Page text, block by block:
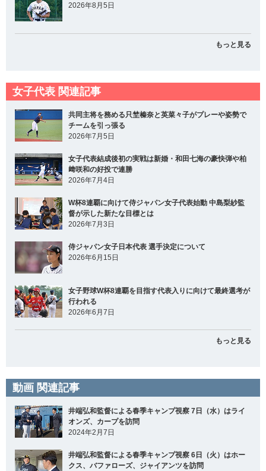
2026年8月5日
もっと見る
女子代表 関連記事
共同主将を務める只埜榛奈と英菜々子がプレーや姿勢で
チームを引っ張る
2026年7月5日
女子代表結成後初の実戦は新婚・和田七海の豪快弾や柏
﨑咲和の好投で連勝
2026年7月4日
W杯8連覇に向けて侍ジャパン女子代表始動 中島梨紗監
督が示した新たな目標とは
2026年7月3日
侍ジャパン女子日本代表 選手決定について
2026年6月15日
女子野球W杯8連覇を目指す代表入りに向けて最終選考が
行われる
2026年6月7日
もっと見る
動画 関連記事
井端弘和監督による春季キャンプ視察 7日（水）はライ
オンズ、カープを訪問
2024年2月7日
井端弘和監督による春季キャンプ視察 6日（火）はホー
クス、バファローズ、ジャイアンツを訪問